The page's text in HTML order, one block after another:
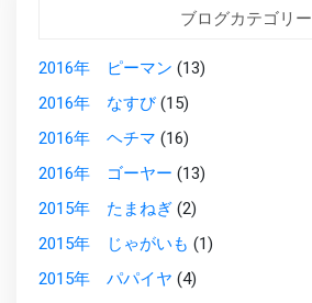
ブログカテゴリー
2016年 ピーマン (13)
2016年 なすび(15)
2016年 ヘチマ (16)
2016年 ゴーヤー (13)
2015年 たまねぎ (2)
2015年 じゃがいも (1)
2015年 パパイヤ (4)